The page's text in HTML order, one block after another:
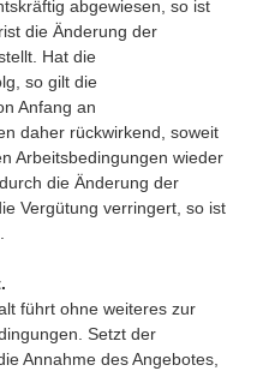
abgewiesen, so ist
die Änderung der
Hat die
so gilt die
Anfang an
daher rückwirkend, soweit
Arbeitsbedingungen wieder
die Änderung der
Vergütung verringert, so ist
führt ohne weiteres zur
Setzt der
Annahme des Angebotes,